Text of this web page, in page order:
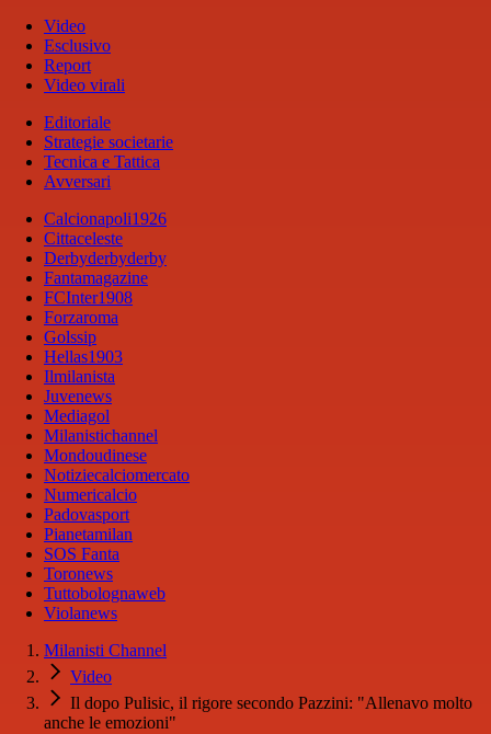
Video
Esclusivo
Report
Video virali
Editoriale
Strategie societarie
Tecnica e Tattica
Avversari
Calcionapoli1926
Cittaceleste
Derbyderbyderby
Fantamagazine
FCInter1908
Forzaroma
Golssip
Hellas1903
Ilmilanista
Juvenews
Mediagol
Milanistichannel
Mondoudinese
Notiziecalciomercato
Numericalcio
Padovasport
Pianetamilan
SOS Fanta
Toronews
Tuttobolognaweb
Violanews
Milanisti Channel
Video
Il dopo Pulisic, il rigore secondo Pazzini: "Allenavo molto
anche le emozioni"